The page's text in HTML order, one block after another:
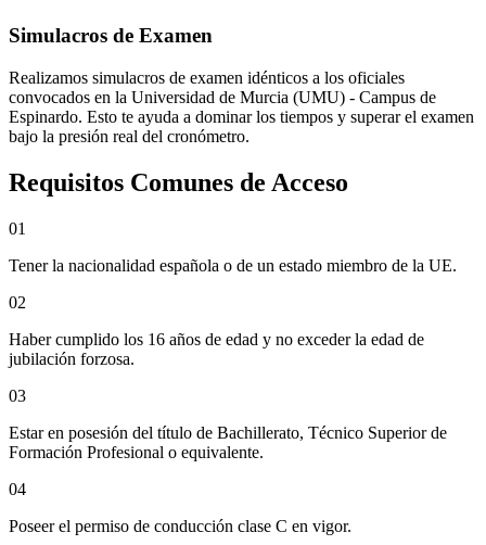
Simulacros de Examen
Realizamos simulacros de examen idénticos a los oficiales
convocados en la Universidad de Murcia (UMU) - Campus de
Espinardo. Esto te ayuda a dominar los tiempos y superar el examen
bajo la presión real del cronómetro.
Requisitos Comunes de Acceso
01
Tener la nacionalidad española o de un estado miembro de la UE.
02
Haber cumplido los 16 años de edad y no exceder la edad de
jubilación forzosa.
03
Estar en posesión del título de Bachillerato, Técnico Superior de
Formación Profesional o equivalente.
04
Poseer el permiso de conducción clase C en vigor.